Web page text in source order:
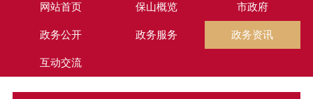
网站首页 保山概览 市政府
政务公开 政务服务 政务资讯
互动交流